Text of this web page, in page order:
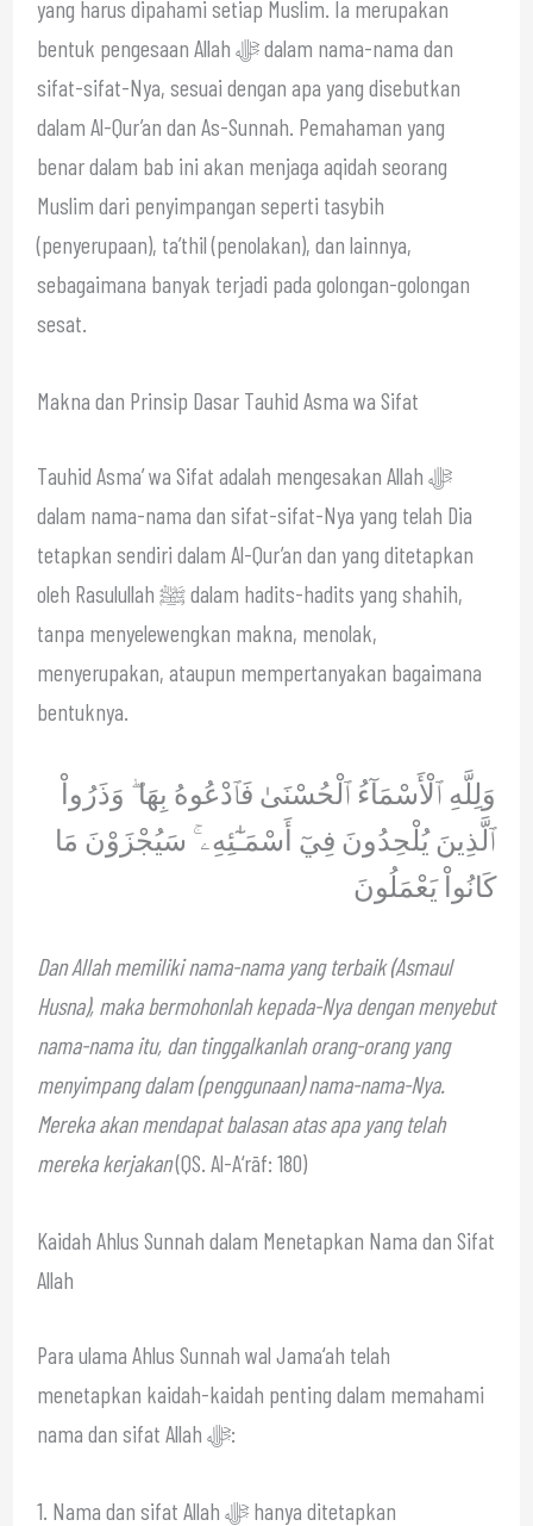
yang harus dipahami setiap Muslim. Ia merupakan
bentuk pengesaan Allah ﷻ dalam nama-nama dan
sifat-sifat-Nya, sesuai dengan apa yang disebutkan
dalam Al-Qur’an dan As-Sunnah. Pemahaman yang
benar dalam bab ini akan menjaga aqidah seorang
Muslim dari penyimpangan seperti tasybih
(penyerupaan), ta’thil (penolakan), dan lainnya,
sebagaimana banyak terjadi pada golongan-golongan
sesat.
Makna dan Prinsip Dasar Tauhid Asma wa Sifat
Tauhid Asma’ wa Sifat adalah mengesakan Allah ﷻ
dalam nama-nama dan sifat-sifat-Nya yang telah Dia
tetapkan sendiri dalam Al-Qur’an dan yang ditetapkan
oleh Rasulullah ﷺ dalam hadits-hadits yang shahih,
tanpa menyelewengkan makna, menolak,
menyerupakan, ataupun mempertanyakan bagaimana
bentuknya.
وَلِلَّهِ ٱلْأَسْمَآءُ ٱلْحُسْنَىٰ فَٱدْعُوهُ بِهَا ۖ وَذَرُواْ
ٱلَّذِينَ يُلْحِدُونَ فِيٓ أَسْمَـٰٓئِهِۦ ۚ سَيُجْزَوْنَ مَا
كَانُواْ يَعْمَلُونَ
Dan Allah memiliki nama-nama yang terbaik (Asmaul
Husna), maka bermohonlah kepada-Nya dengan menyebut
nama-nama itu, dan tinggalkanlah orang-orang yang
menyimpang dalam (penggunaan) nama-nama-Nya.
Mereka akan mendapat balasan atas apa yang telah
mereka kerjakan(QS. Al-A‘rāf: 180)
Kaidah Ahlus Sunnah dalam Menetapkan Nama dan Sifat
Allah
Para ulama Ahlus Sunnah wal Jama‘ah telah
menetapkan kaidah-kaidah penting dalam memahami
nama dan sifat Allah ﷻ:
1. Nama dan sifat Allah ﷻ hanya ditetapkan